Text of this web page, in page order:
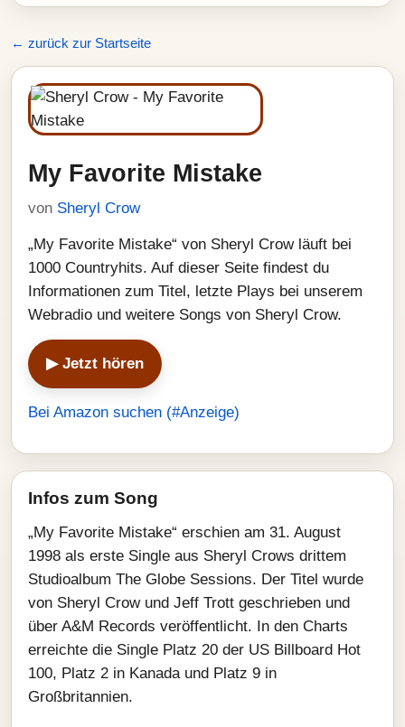
← zurück zur Startseite
My Favorite Mistake
von Sheryl Crow
„My Favorite Mistake“ von Sheryl Crow läuft bei
1000 Countryhits. Auf dieser Seite findest du
Informationen zum Titel, letzte Plays bei unserem
Webradio und weitere Songs von Sheryl Crow.
▶ Jetzt hören
Bei Amazon suchen (#Anzeige)
Infos zum Song
„My Favorite Mistake“ erschien am 31. August
1998 als erste Single aus Sheryl Crows drittem
Studioalbum The Globe Sessions. Der Titel wurde
von Sheryl Crow und Jeff Trott geschrieben und
über A&M Records veröffentlicht. In den Charts
erreichte die Single Platz 20 der US Billboard Hot
100, Platz 2 in Kanada und Platz 9 in
Großbritannien.